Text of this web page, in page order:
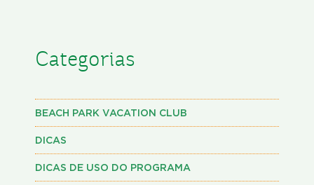
Categorias
BEACH PARK VACATION CLUB
DICAS
DICAS DE USO DO PROGRAMA